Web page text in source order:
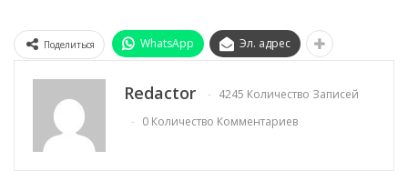
Поделиться WhatsApp Эл. адрес
Redactor
4245 Количество Записей
0 Количество Комментариев